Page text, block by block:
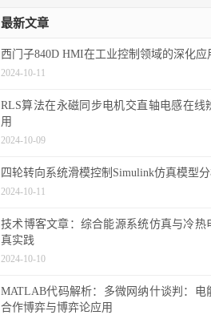
最新文章
西门子840D HMI在工业控制领域的深化应
2024-10-11
RLS算法在永磁同步电机交直轴电感在线
用
2024-10-09
四轮转向系统滑模控制Simulink仿真模型
2024-10-11
技术博客文章：综合能源系统仿真与冷热
真实践
2024-10-10
MATLAB代码解析：多微网纳什谈判：电
合作博弈与博弈论应用